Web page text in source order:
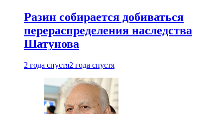
Разин собирается добиваться
перераспределения наследства
Шатунова
2 года спустя2 года спустя